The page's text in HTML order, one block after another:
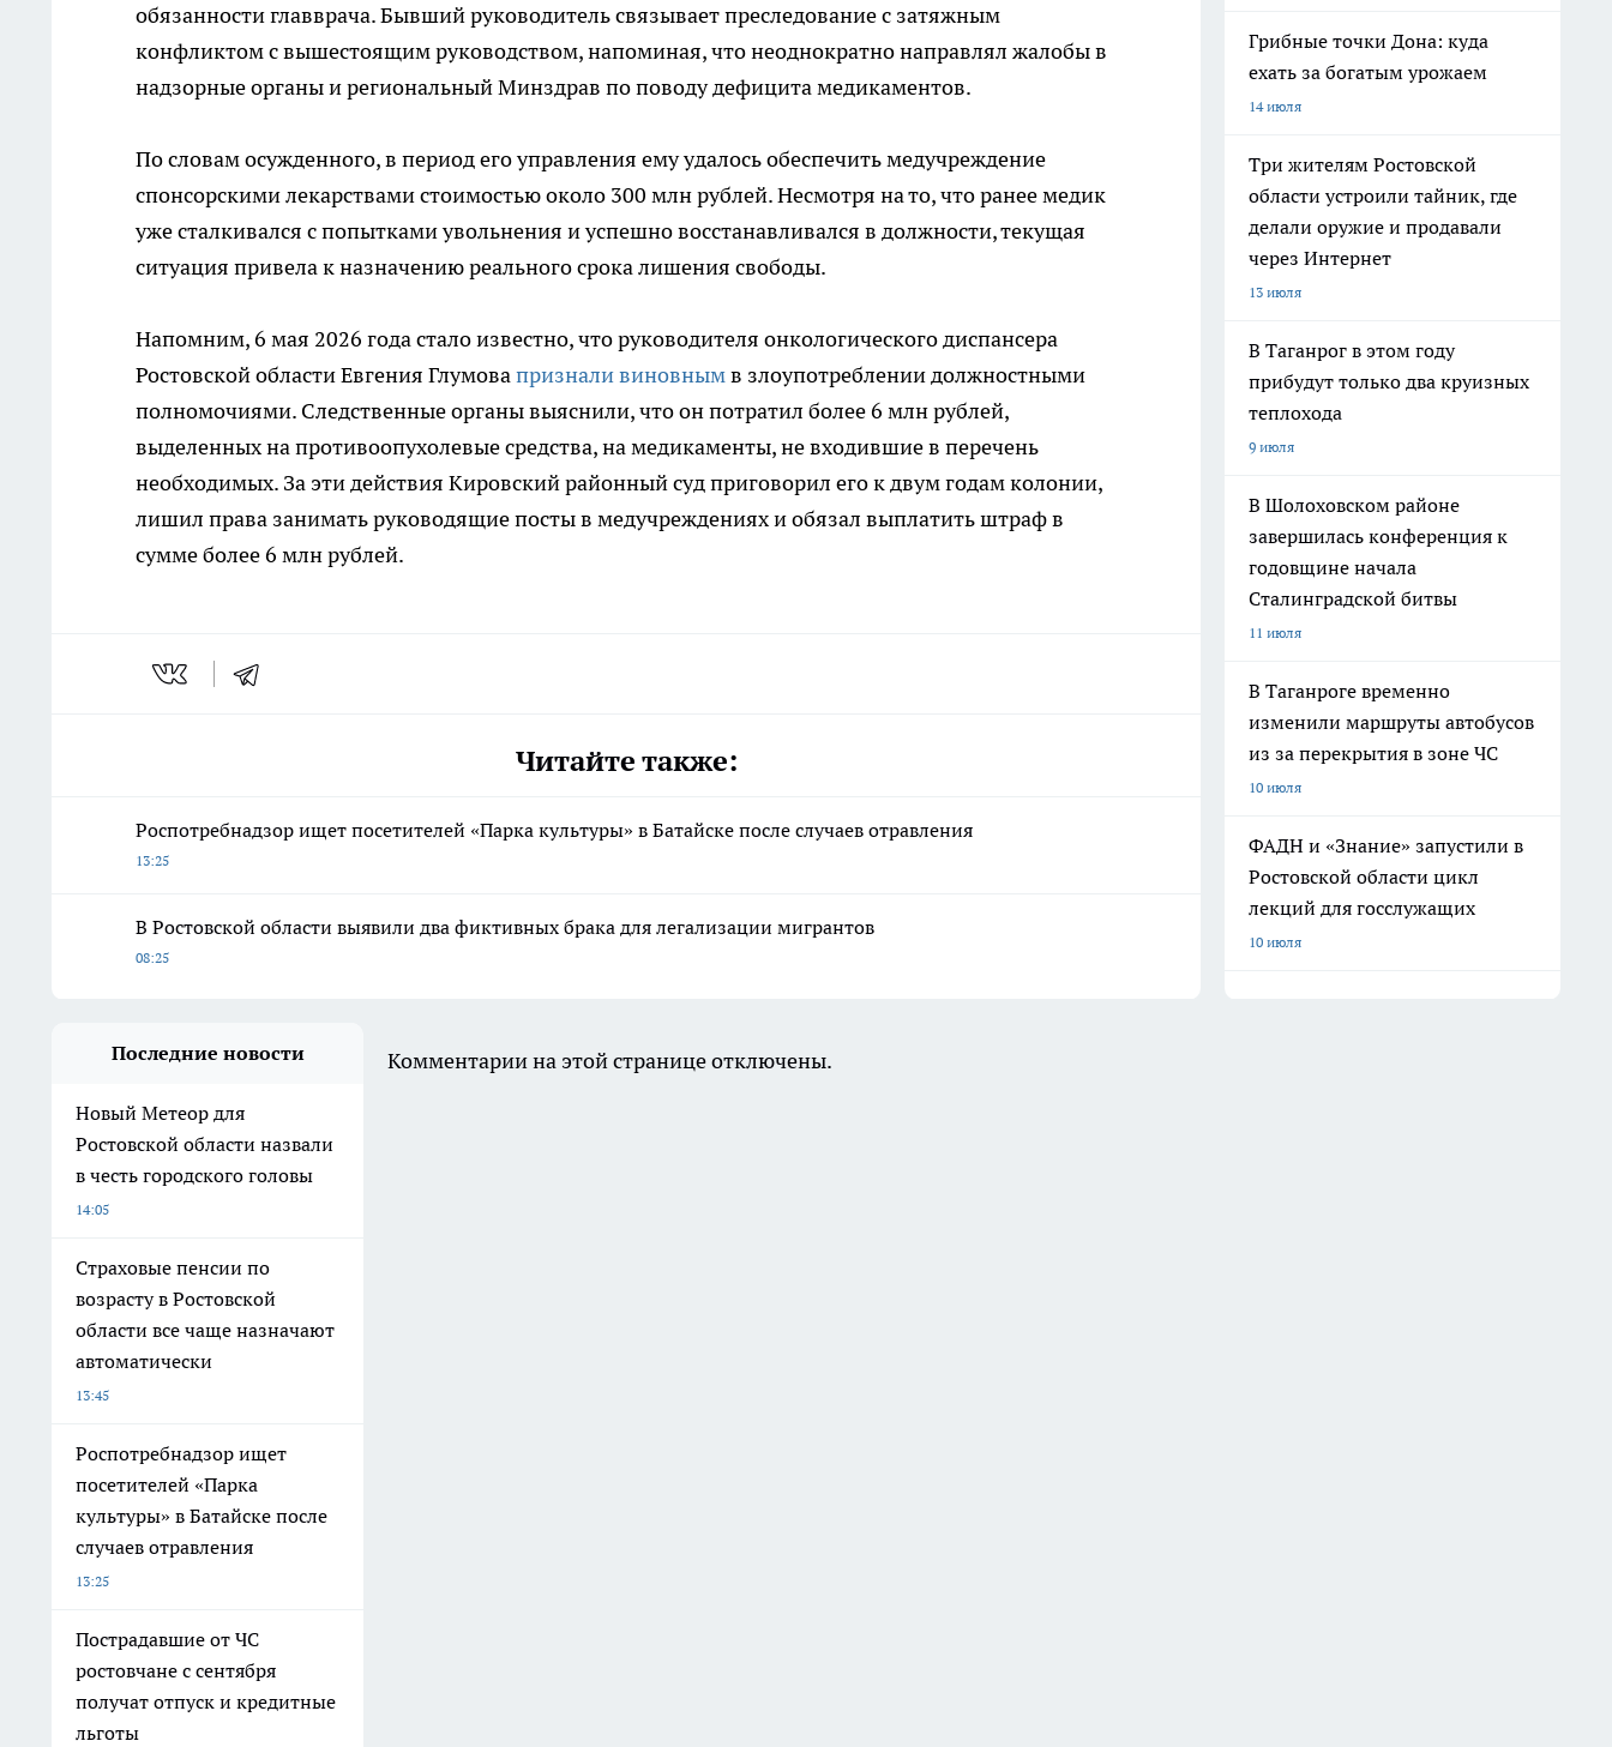
обязанности главврача. Бывший руководитель связывает преследование с затяжным
конфликтом с вышестоящим руководством, напоминая, что неоднократно направлял жалобы в
надзорные органы и региональный Минздрав по поводу дефицита медикаментов.
По словам осужденного, в период его управления ему удалось обеспечить медучреждение
спонсорскими лекарствами стоимостью около 300 млн рублей. Несмотря на то, что ранее медик
уже сталкивался с попытками увольнения и успешно восстанавливался в должности, текущая
ситуация привела к назначению реального срока лишения свободы.
Напомним, 6 мая 2026 года стало известно, что руководителя онкологического диспансера
Ростовской области Евгения Глумовапризнали виновнымв злоупотреблении должностными
полномочиями. Следственные органы выяснили, что он потратил более 6 млн рублей,
выделенных на противоопухолевые средства, на медикаменты, не входившие в перечень
необходимых. За эти действия Кировский районный суд приговорил его к двум годам колонии,
лишил права занимать руководящие посты в медучреждениях и обязал выплатить штраф в
сумме более 6 млн рублей.
Читайте также:
Роспотребнадзор ищет посетителей «Парка культуры» в Батайске после случаев отравления
13:25
В Ростовской области выявили два фиктивных брака для легализации мигрантов
08:25
Грибные точки Дона: куда
ехать за богатым урожаем
14 июля
Три жителям Ростовской
области устроили тайник, где
делали оружие и продавали
через Интернет
13 июля
В Таганрог в этом году
прибудут только два круизных
теплохода
9 июля
В Шолоховском районе
завершилась конференция к
годовщине начала
Сталинградской битвы
11 июля
В Таганроге временно
изменили маршруты автобусов
из за перекрытия в зоне ЧС
10 июля
ФАДН и «Знание» запустили в
Ростовской области цикл
лекций для госслужащих
10 июля
Последние новости
Новый Метеор для
Ростовской области назвали
в честь городского головы
14:05
Страховые пенсии по
возрасту в Ростовской
области все чаще назначают
автоматически
13:45
Роспотребнадзор ищет
посетителей «Парка
культуры» в Батайске после
случаев отравления
13:25
Пострадавшие от ЧС
ростовчане с сентября
получат отпуск и кредитные
льготы
Комментарии на этой странице отключены.